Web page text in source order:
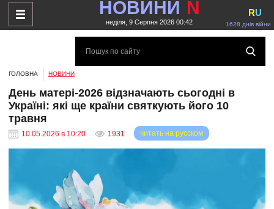
НОВИНИ N
неділя, 9 Серпня 2026 00:42 1628 днів війни
RU
ГОЛОВНА НОВИНИ
День матері-2026 відзначають сьогодні в
Україні: які ще країни святкують його 10
травня
10.05.2026 в 10:20 1931 читать на русском